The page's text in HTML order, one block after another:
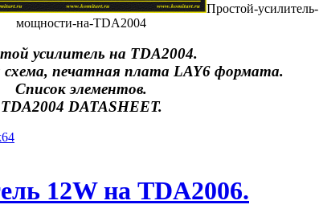
Простой-усилитель-
мощности-на-TDA2004
усилитель на TDA2004.
печатная плата LAY6 формата.
Список элементов.
TDA2004 DATASHEET.
12W на TDA2006.